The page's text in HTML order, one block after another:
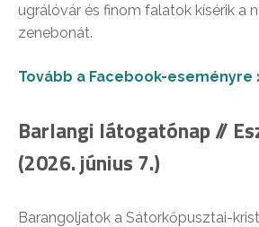
ugrálóvár és finom falatok kísérik a
zenebonát.
Tovább a Facebook-eseményre
Barlangi látogatónap //
(2026. június 7.)
Barangoljatok a Sátorkőpusztai-